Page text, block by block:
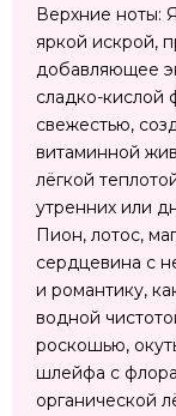
Верхние ноты:
яркой искрой,
добавляющее
сладко-кислой
свежестью,
витаминной
лёгкой
утренних или
Пион, лотос,
сердцевина с
и романтику,
водной
роскошью,
шлейфа с
органической